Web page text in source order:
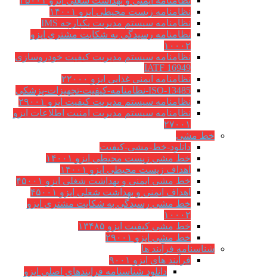
نظامنامه زیست محیطی ایزو ۱۴۰۰۱
نظامنامه سیستم مدیریت یکپارچه IMS
نظامنامه رسیدگی به شکایت مشتری ایزو
۱۰۰۰۲
نظامنامه سیستم مدیریت کیفیت خودروسازی
IATF 16949
نظامنامه ایمنی غذایی ایزو ۲۲۰۰۰
ISO-13485-نظامنامه-کیفیت-تجهیزات-پزشکی
نظامنامه سیستم مدیریت کیفیت ایزو ۲۹۰۰۱
نظامنامه سیستم مدیریت امنیت اطلاعات ایزو
۲۷۰۰۱
خط مشی
دانلود-خط-مشی-کیفیت
خط مشی زیست محیطی ایزو ۱۴۰۰۱
اهداف زیست محیطی ایزو ۱۴۰۰۱
خط مشی ایمنی و بهداشت شغلی ایزو ۴۵۰۰۱
اهداف ایمنی و بهداشت شغلی ایزو ۴۵۰۰۱
خط مشی رسیدگی به شکایت مشتری ایزو
۱۰۰۰۲
خط مشی کیفیت ایزو ۱۳۴۸۵
خط مشی ایزو ۲۹۰۰۱
شناسنامه فرآیند ها
فرآیند های ایزو ۹۰۰۱
دانلود شناسنامه فرایندهای اصلی ایزو